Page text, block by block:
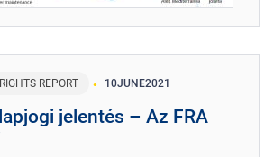
REPORT 10JUNE2021
jelentés – Az FRA